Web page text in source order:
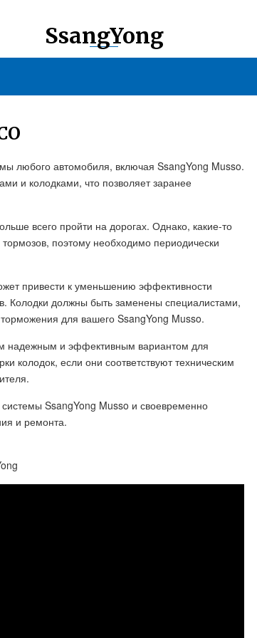
SsangYong
любого автомобиля, включая SsangYong Musso.
и колодками, что позволяет заранее
всего пройти на дорогах. Однако, какие-то
поэтому необходимо периодически
привести к уменьшению эффективности
Колодки должны быть заменены специалистами,
для вашего SsangYong Musso.
надежным и эффективным вариантом для
колодок, если они соответствуют техническим
SsangYong Musso и своевременно
и ремонта.